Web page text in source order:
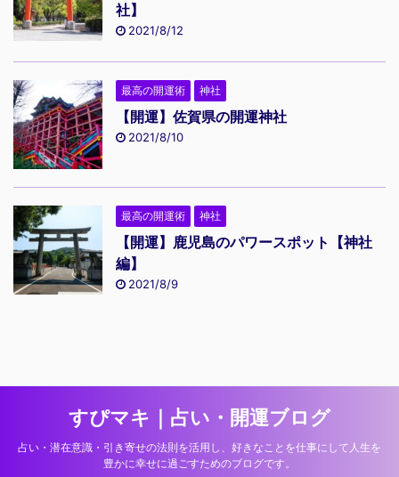
社】
2021/8/12
最高の開運術 神社
【開運】佐賀県の開運神社
2021/8/10
最高の開運術 神社
【開運】鹿児島のパワースポット【神社
編】
2021/8/9
すぴマキ｜占い・開運ブログ
占い・潜在意識・引き寄せの法則を活用し、好きなことを仕事にして人生を
豊かに幸せに過ごすためのブログです。